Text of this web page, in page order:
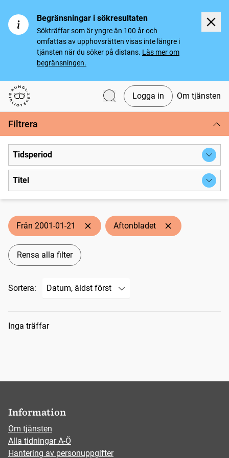
Begränsningar i sökresultaten
Sökträffar som är yngre än 100 år och
omfattas av upphovsrätten visas inte längre i
tjänsten när du söker på distans. Läs mer om
begränsningen.
Svenska tidningar
Logga in Om tjänsten
Filtrera
Tidsperiod
Titel
Från 2001-01-21 Aftonbladet
Rensa alla filter
Sortera:
Sökresultat
Inga träffar
Information
Om tjänsten
Alla tidningar A-Ö
Hantering av personuppgifter